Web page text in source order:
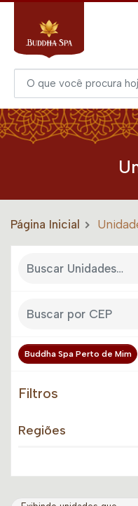
Página Inicial
Buddha Spa Perto de Mim
Filtros
Regiões